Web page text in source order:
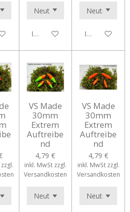
In den WarenkorbIn den
VS Made
30mm
Extrem
Auftreibe
nd
4,79 €
inkl. MwSt zzgl.
Versandkosten
VS Made
30mm
Extrem
Auftreibe
nd
4,79 €
inkl. MwSt zzgl.
Versandkosten